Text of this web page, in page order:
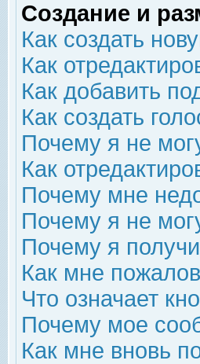
Создание и
Как создать
Как
Как добавить
Как создать
Почему я не
Как
Почему мне
Почему я не
Почему я
Как мне
Что означает
Почему мое
Как мне вновь